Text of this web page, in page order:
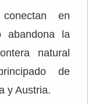
en
abandona la
natural
de
y Austria.